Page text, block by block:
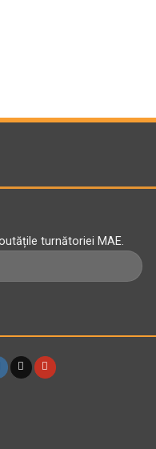
turnătoriei MAE.